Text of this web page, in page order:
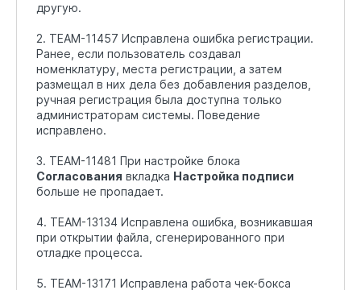
другую.
2. TEAM-11457 Исправлена ошибка регистрации.
Ранее, если пользователь создавал
номенклатуру, места регистрации, а затем
размещал в них дела без добавления разделов,
ручная регистрация была доступна только
администраторам системы. Поведение
исправлено.
3. TEAM-11481 При настройке блока
Согласования вкладка Настройка подписи
больше не пропадает.
4. TEAM-13134 Исправлена ошибка, возникавшая
при открытии файла, сгенерированного при
отладке процесса.
5. TEAM-13171 Исправлена работа чек-бокса